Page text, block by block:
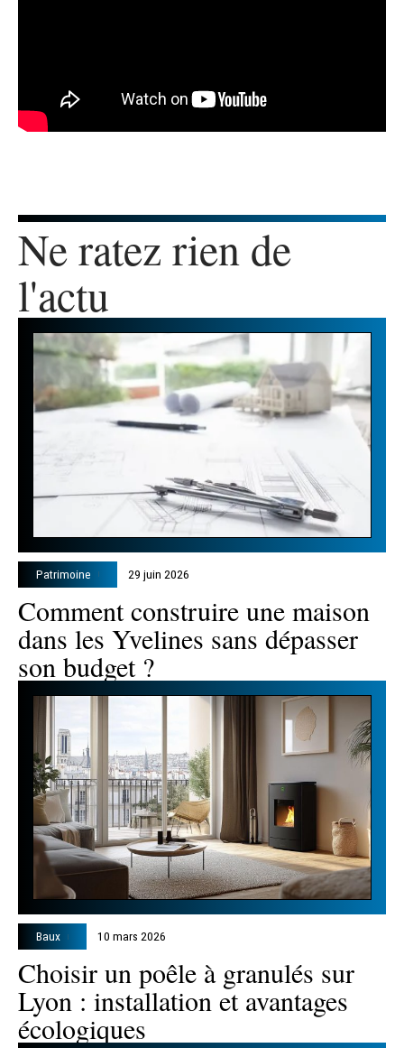
Ne ratez rien de
l'actu
Patrimoine 29 juin 2026
Comment construire une maison
dans les Yvelines sans dépasser
son budget ?
Baux 10 mars 2026
Choisir un poêle à granulés sur
Lyon : installation et avantages
écologiques